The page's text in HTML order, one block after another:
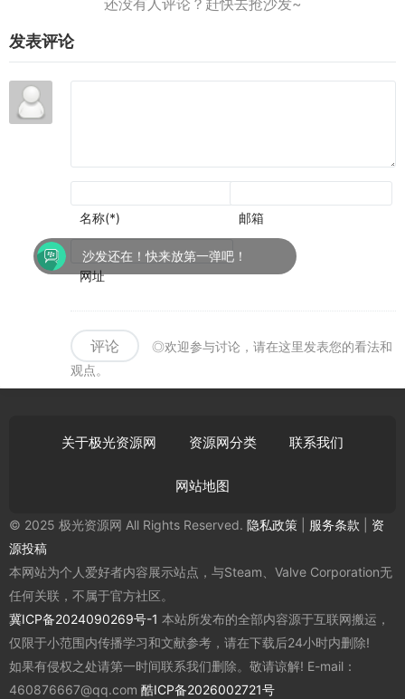
发表评论
名称(*) 邮箱
网址
评论
◎欢迎参与讨论，请在这里发表您的看法和
观点。
关于极光资源网 资源网分类 联系我们
网站地图
© 2025 极光资源网 All Rights Reserved. 隐私政策 服务条款
资
源投稿
本网站为个人爱好者内容展示站点，与Steam、Valve Corporation无
任何关联，不属于官方社区。
冀ICP备2024090269号-1 本站所发布的全部内容源于互联网搬运，
仅限于小范围内传播学习和文献参考，请在下载后24小时内删除!
如果有侵权之处请第一时间联系我们删除。敬请谅解! E-mail：
460876667@qq.com 酷ICP备2026002721号
沙发还在！快来放第一弹吧！